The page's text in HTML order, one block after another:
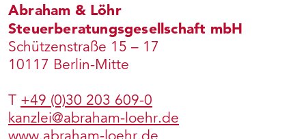
Abraham & Löhr
Steuerberatungsgesellschaft mbH
Schützenstraße 15 – 17
10117 Berlin-Mitte
T +49 (0)30 203 609-0
kanzlei@abraham-loehr.de